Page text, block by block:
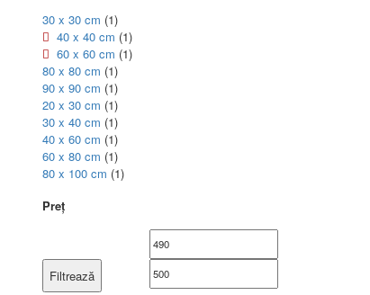
30 x 30 cm (1)
40 x 40 cm (1)
60 x 60 cm (1)
80 x 80 cm (1)
90 x 90 cm (1)
20 x 30 cm (1)
30 x 40 cm (1)
40 x 60 cm (1)
60 x 80 cm (1)
80 x 100 cm (1)
Preț
Preț
minim
maxim
Filtrează